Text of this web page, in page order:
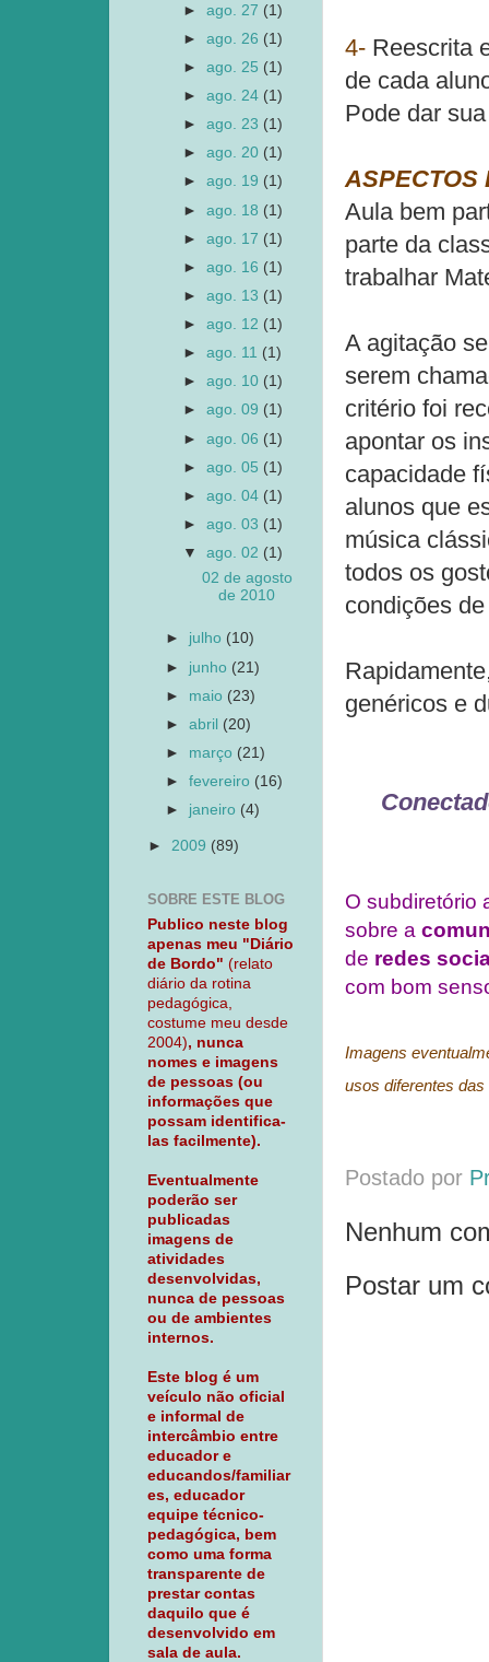
4- Reescrita
de cada
Pode dar
ASPECTOS
Aula bem
parte da
trabalhar
A agitação
serem
critério foi
apontar os
capacidade
alunos que
música
todos os
condições
genéricos e
O subdiretório
sobre a
de redes
com bom
Imagens
usos diferentes das
Postado por
Nenhum
Postar um
►ago. 27 (1)
►ago. 26 (1)
►ago. 25 (1)
►ago. 24 (1)
►ago. 23 (1)
►ago. 20 (1)
►ago. 19 (1)
►ago. 18 (1)
►ago. 17 (1)
►ago. 16 (1)
►ago. 13 (1)
►ago. 12 (1)
►ago. 11 (1)
►ago. 10 (1)
►ago. 09 (1)
►ago. 06 (1)
►ago. 05 (1)
►ago. 04 (1)
►ago. 03 (1)
▼ago. 02 (1)
02 de agosto
de 2010
► julho (10)
► junho (21)
► maio (23)
►abril (20)
► março (21)
►fevereiro (16)
► janeiro (4)
► 2009 (89)
SOBRE ESTE BLOG
Publico neste blog
apenas meu "Diário
de Bordo" (relato
diário da rotina
pedagógica,
costume meu desde
2004), nunca
nomes e imagens
de pessoas (ou
informações que
possam identifica-
las facilmente).
Eventualmente
poderão ser
publicadas
imagens de
atividades
desenvolvidas,
nunca de pessoas
ou de ambientes
internos.
Este blog é um
veículo não oficial
e informal de
intercâmbio entre
educador e
educandos/familiar
es, educador
equipe técnico-
pedagógica, bem
como uma forma
transparente de
prestar contas
daquilo que é
desenvolvido em
sala de aula.